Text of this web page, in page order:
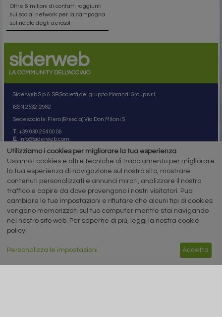
Oltre 6 milioni di contatti raggiunti
sui social network per la campagna
sul riciclo degli aerosol
siderweb
LA COMMUNITY DELL'ACCIAIO
Siderweb S.p.A. SB Società del gruppo Morandi Group s.r.l.
ISSN 2532-2982
Sede sociale: Flero (Brescia) Via Don Milani 5
T. +39 030 254 00 06
E. info@siderweb.com
Copyright siderweb spa sb
Tutti i diritti sono riservati
Privacy policy
Cookie policy
Digital Services Act Policy
MENU
NEWS
PREZZI ITALIA
SERVIZI
SEGUICI SUI NOSTRI
SOCIAL NETWORK
Utilizziamo i cookies per migliorare la tua esperienza
Usiamo i cookies e altre tecniche di tracciamento per migliorare
la tua esperienza di navigazione sul nostro sito, mostrare
contenuti personalizzati e annunci mirati, analizzare il nostro
traffico e capire da dove provengono i nostri visitatori. Puoi
cambiare le tue impostazioni e rifiutare che alcuni tipi di cookies
vengano memorizzati sul tuo computer mentre stai navigando
nel nostro sito web. Per saperne di più, leggi la nostra cookie
policy.
Personalizza le impostazioni Accetta